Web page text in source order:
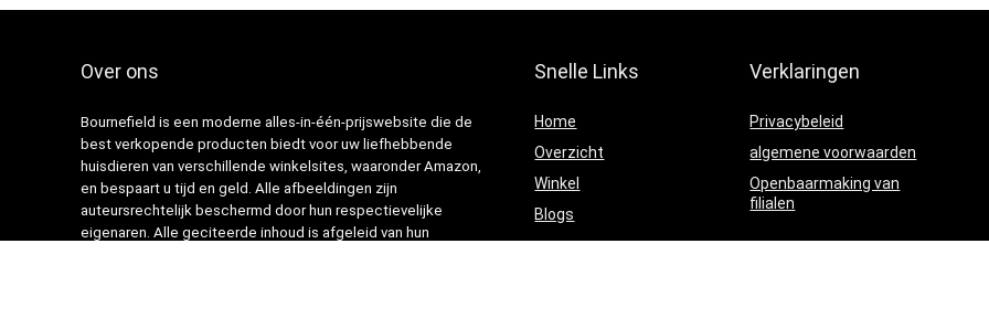
Over ons
Bournefield is een moderne alles-in-één-prijswebsite die de
best verkopende producten biedt voor uw liefhebbende
huisdieren van verschillende winkelsites, waaronder Amazon,
en bespaart u tijd en geld. Alle afbeeldingen zijn
auteursrechtelijk beschermd door hun respectievelijke
eigenaren. Alle geciteerde inhoud is afgeleid van hun
Snelle Links
Home
Overzicht
Winkel
Blogs
Verklaringen
Privacybeleid
algemene voorwaarden
Openbaarmaking van
filialen